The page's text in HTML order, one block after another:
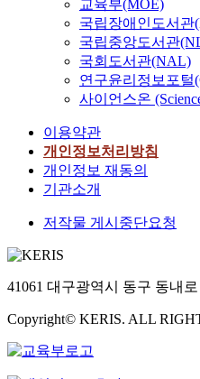
교육부(MOE)
국립장애인도서관
국립중앙도서관
국회도서관(NAL)
연구윤리정보포털
사이언스온
이용약관
개인정보처리방침
개인정보 재동의
기관소개
저작물 게시중단요청
41061 대구광역시 동구 동내
Copyright© KERIS. ALL